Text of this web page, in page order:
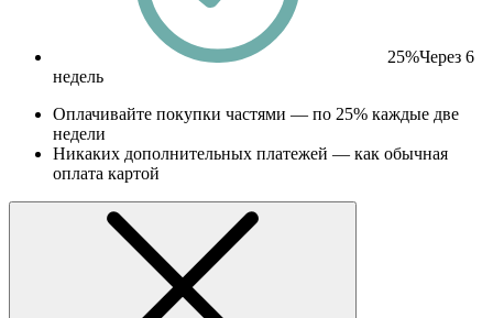
25%Через 6
недель
Оплачивайте покупки частями — по 25% каждые две
недели
Никаких дополнительных платежей — как обычная
оплата картой